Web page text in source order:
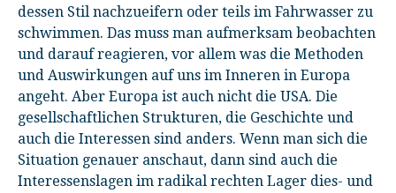
dessen Stil nachzueifern oder teils im Fahrwasser zu
schwimmen. Das muss man aufmerksam beobachten
und darauf reagieren, vor allem was die Methoden
und Auswirkungen auf uns im Inneren in Europa
angeht. Aber Europa ist auch nicht die USA. Die
gesellschaftlichen Strukturen, die Geschichte und
auch die Interessen sind anders. Wenn man sich die
Situation genauer anschaut, dann sind auch die
Interessenslagen im radikal rechten Lager dies- und